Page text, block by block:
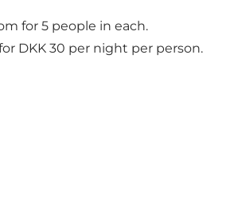
for 5 people in each.
DKK 30 per night per person.